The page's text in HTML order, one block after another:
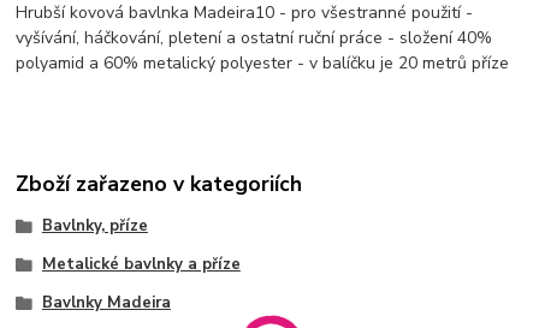
Hrubší kovová bavlnka Madeira10 - pro všestranné použití -
vyšívání, háčkování, pletení a ostatní ruční práce - složení 40%
polyamid a 60% metalický polyester - v balíčku je 20 metrů příze
Zboží zařazeno v kategoriích
Bavlnky, příze
Metalické bavlnky a příze
Bavlnky Madeira